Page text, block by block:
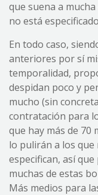
que suena a
no está
En todo caso,
anteriores por sí
temporalidad,
despidan poco y
mucho (sin
contratación para
que hay más de 70
lo pulirán a los que
especifican, así
muchas de estas
Más medios para